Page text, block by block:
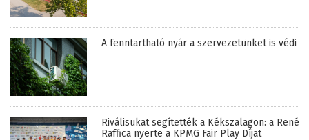
A fenntartható nyár a szervezetünket is védi
Riválisukat segítették a Kékszalagon: a René
Raffica nyerte a KPMG Fair Play Díjat